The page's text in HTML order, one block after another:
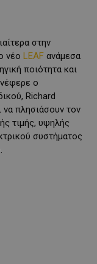
στην
νέο LEAF ανάμεσα
ποιότητα και
ο
Richard
να πλησιάσουν τον
τιμής, υψηλής
συστήματος